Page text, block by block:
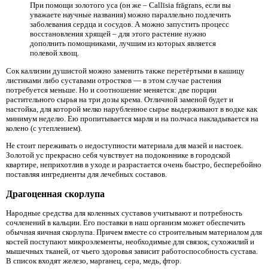
При помощи золотого уса (он же – Callīsia frāgrans, если вы
уважаете научные названия) можно параллельно подлечить
заболевания сердца и сосудов. А можно запустить процесс
восстановления хрящей – для этого растение нужно
дополнить помощниками, лучшим из которых является
полевой хвощ.
Сок каллизии душистой можно заменить также перетёртыми в кашицу
листиками либо суставами отростков — в этом случае растения
потребуется меньше. Но и соотношение меняется: две порции
растительного сырья на три дозы крема. Отличной заменой будет и
настойка, для которой мелко нарубленное сырье выдерживают в водке как
минимум неделю. Ею пропитывается марля и на полчаса накладывается на
колено (с утеплением).
Не стоит переживать о недоступности материала для мазей и настоек.
Золотой ус прекрасно себя чувствует на подоконнике в городской
квартире, неприхотлив в уходе и разрастается очень быстро, бесперебойно
поставляя ингредиенты для лечебных составов.
Драгоценная скорлупа
Народные средства для коленных суставов учитывают и потребность
сочленений в кальции. Его поставки в наш организм может обеспечить
обычная яичная скорлупа. Причем вместе со строительным материалом для
костей поступают микроэлементы, необходимые для связок, сухожилий и
мышечных тканей, от чьего здоровья зависит работоспособность сустава.
В список входят железо, марганец, сера, медь, фтор.